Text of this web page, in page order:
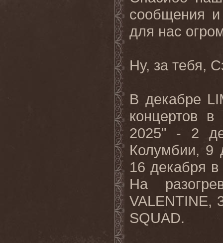
сообщения
для нас
Ну, за тебя,
В декабре
концертов
2025" - 2
Колумбии, 9
16 декабря
На
VALENTINE,
SQUAD.